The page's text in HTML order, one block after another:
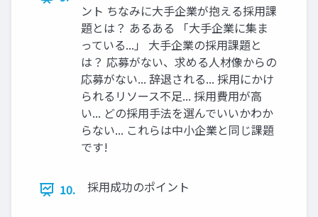
ント ちなみに⼤⼿企業が抱える採⽤課
題とは？ あるある 「⼤⼿企業に集ま
っている...」 ⼤⼿企業の採⽤課題と
は？ 応募がない、求める⼈材像からの
応募がない... 辞退される... 採⽤にかけ
られるリソース不⾜... 採⽤費⽤が⾼
い... どの採⽤⼿法を選んでいいかわか
らない... これらは中⼩企業と同じ課題
です!
10. 採⽤成功のポイント